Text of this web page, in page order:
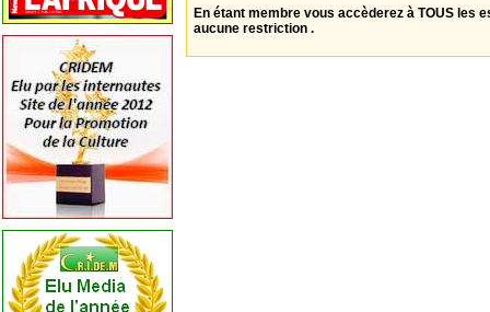
En étant membre vous accèderez à TOUS les
aucune restriction .